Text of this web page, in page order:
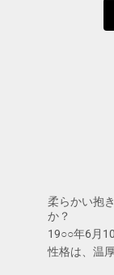
柔らかい抱
か？
19○○年6月
性格は、温